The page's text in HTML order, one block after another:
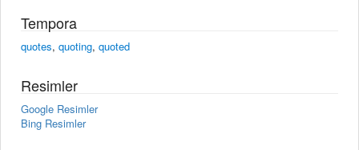
Tempora
quotes, quoting, quoted
Resimler
Google Resimler
Bing Resimler